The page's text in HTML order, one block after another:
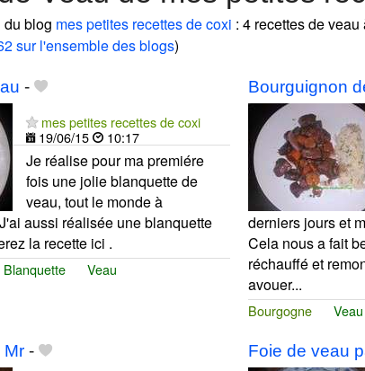
du blog mes petites recettes de coxi : 4 recettes de
sur l'ensemble des blogs)
-
mes petites recettes de coxi
19/06/15
10:17
Je réalise pour ma premiére
fois une jolie blanquette de
veau, tout le monde à
aussi réalisée une blanquette
la recette ici .
Blanquette Veau
Bourguignon
derniers jours et
Cela nous a fait
réchauffé et
avouer...
Bourgogne Veau
Mr -
Foie de veau